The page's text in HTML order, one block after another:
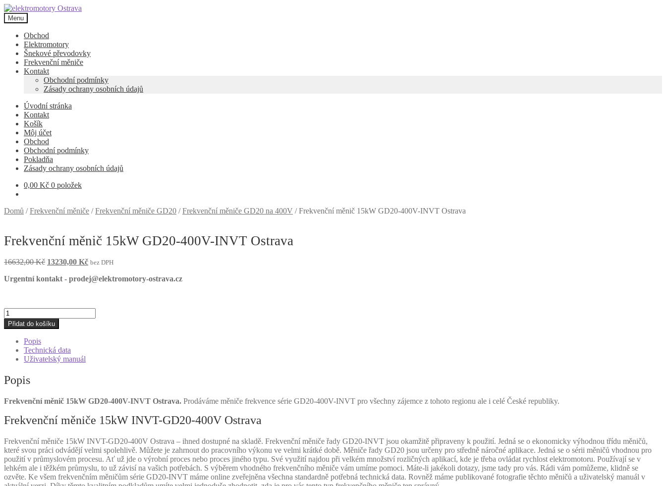
Přeskočit
na
navigaci
Přejít
k
obsahu
webu
Menu
Obchod
Elektromotory
Šnekové převodovky
Frekvenční měniče
Kontakt
Obchodní podmínky
Zásady ochrany osobních údajů
Úvodní stránka
Kontakt
Košík
Môj účet
Obchod
Obchodní podmínky
Pokladňa
Zásady ochrany osobních údajů
0,00 Kč 0 položek
Domů /Frekvenční měniče /Frekvenční měniče GD20 /Frekvenční měniče GD20 na 400V /Frekvenční měnič 15kW GD20-400V-INVT Ostrava
Frekvenční měnič 15kW GD20-400V-INVT Ostrava
16632,00Kč Původní
byla:
13230,00 KčAktuální
je:
bez DPH
Urgentní kontakt - prodej@elektromotory-ostrava.cz
Frekvenční
měnič
15kW
GD20-
400V-
INVT
Ostrava
množství
Přidat do košíku
Popis
Technická data
Uživatelský manuál
Popis
Frekvenční měnič 15kW GD20-400V-INVT Ostrava. Prodáváme měniče frekvence série GD20-400V-INVT pro všechny zájemce z tohoto regionu ale i celé České republiky.
Frekvenční měniče 15kW INVT-GD20-400V Ostrava
Frekvenční měniče 15kW INVT-GD20-400V Ostrava – ihned dostupné na skladě. Frekvenční měniče řady GD20-INVT jsou okamžitě připraveny k použití. Jedná se o ekonomicky výhodnou třídu měničů,
které svou práci odvádějí velmi spolehlivě. Můžete je zahrnout do pracovního výkonu ve velmi krátké době. Měniče řady GD20 jsou určeny pro středně náročné aplikace. Jedná se o sérii měničů vhodnou pro
použití v průmyslovém procesu. Ať už jde o výrobní proces nebo proces jiného typu. Své využití najdou při velkém množství rozličných aplikací, kde je třeba ovládat rychlost elektromotoru. Používají se v
lehkém ale i těžkém průmyslu, to už závisí na vašich potřebách. S výběrem vhodného frekvenčního měniče vám umíme pomoci. Máte-li jakékoli dotazy, jsme tady pro vás. Rádi vám pomůžeme, klidně se
ozvěte. Ke všem frekvenčním měničům série GD20-INVT máme online zveřejněna všechna standardně potřebná technická data. Rovněž máme publikované fotografie těchto měničů a uživatelský manuál v